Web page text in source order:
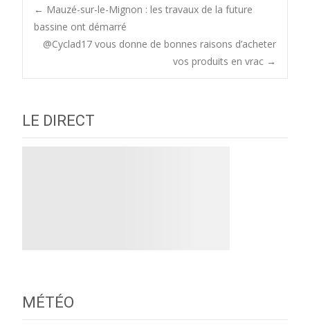
Post
navigation
← Mauzé-sur-le-Mignon : les travaux de la future
bassine ont démarré
@Cyclad17 vous donne de bonnes raisons d’acheter
vos produits en vrac →
LE DIRECT
MÉTÉO